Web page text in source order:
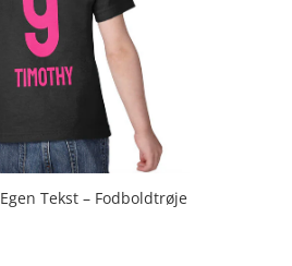
Tekst – Fodboldtrøje